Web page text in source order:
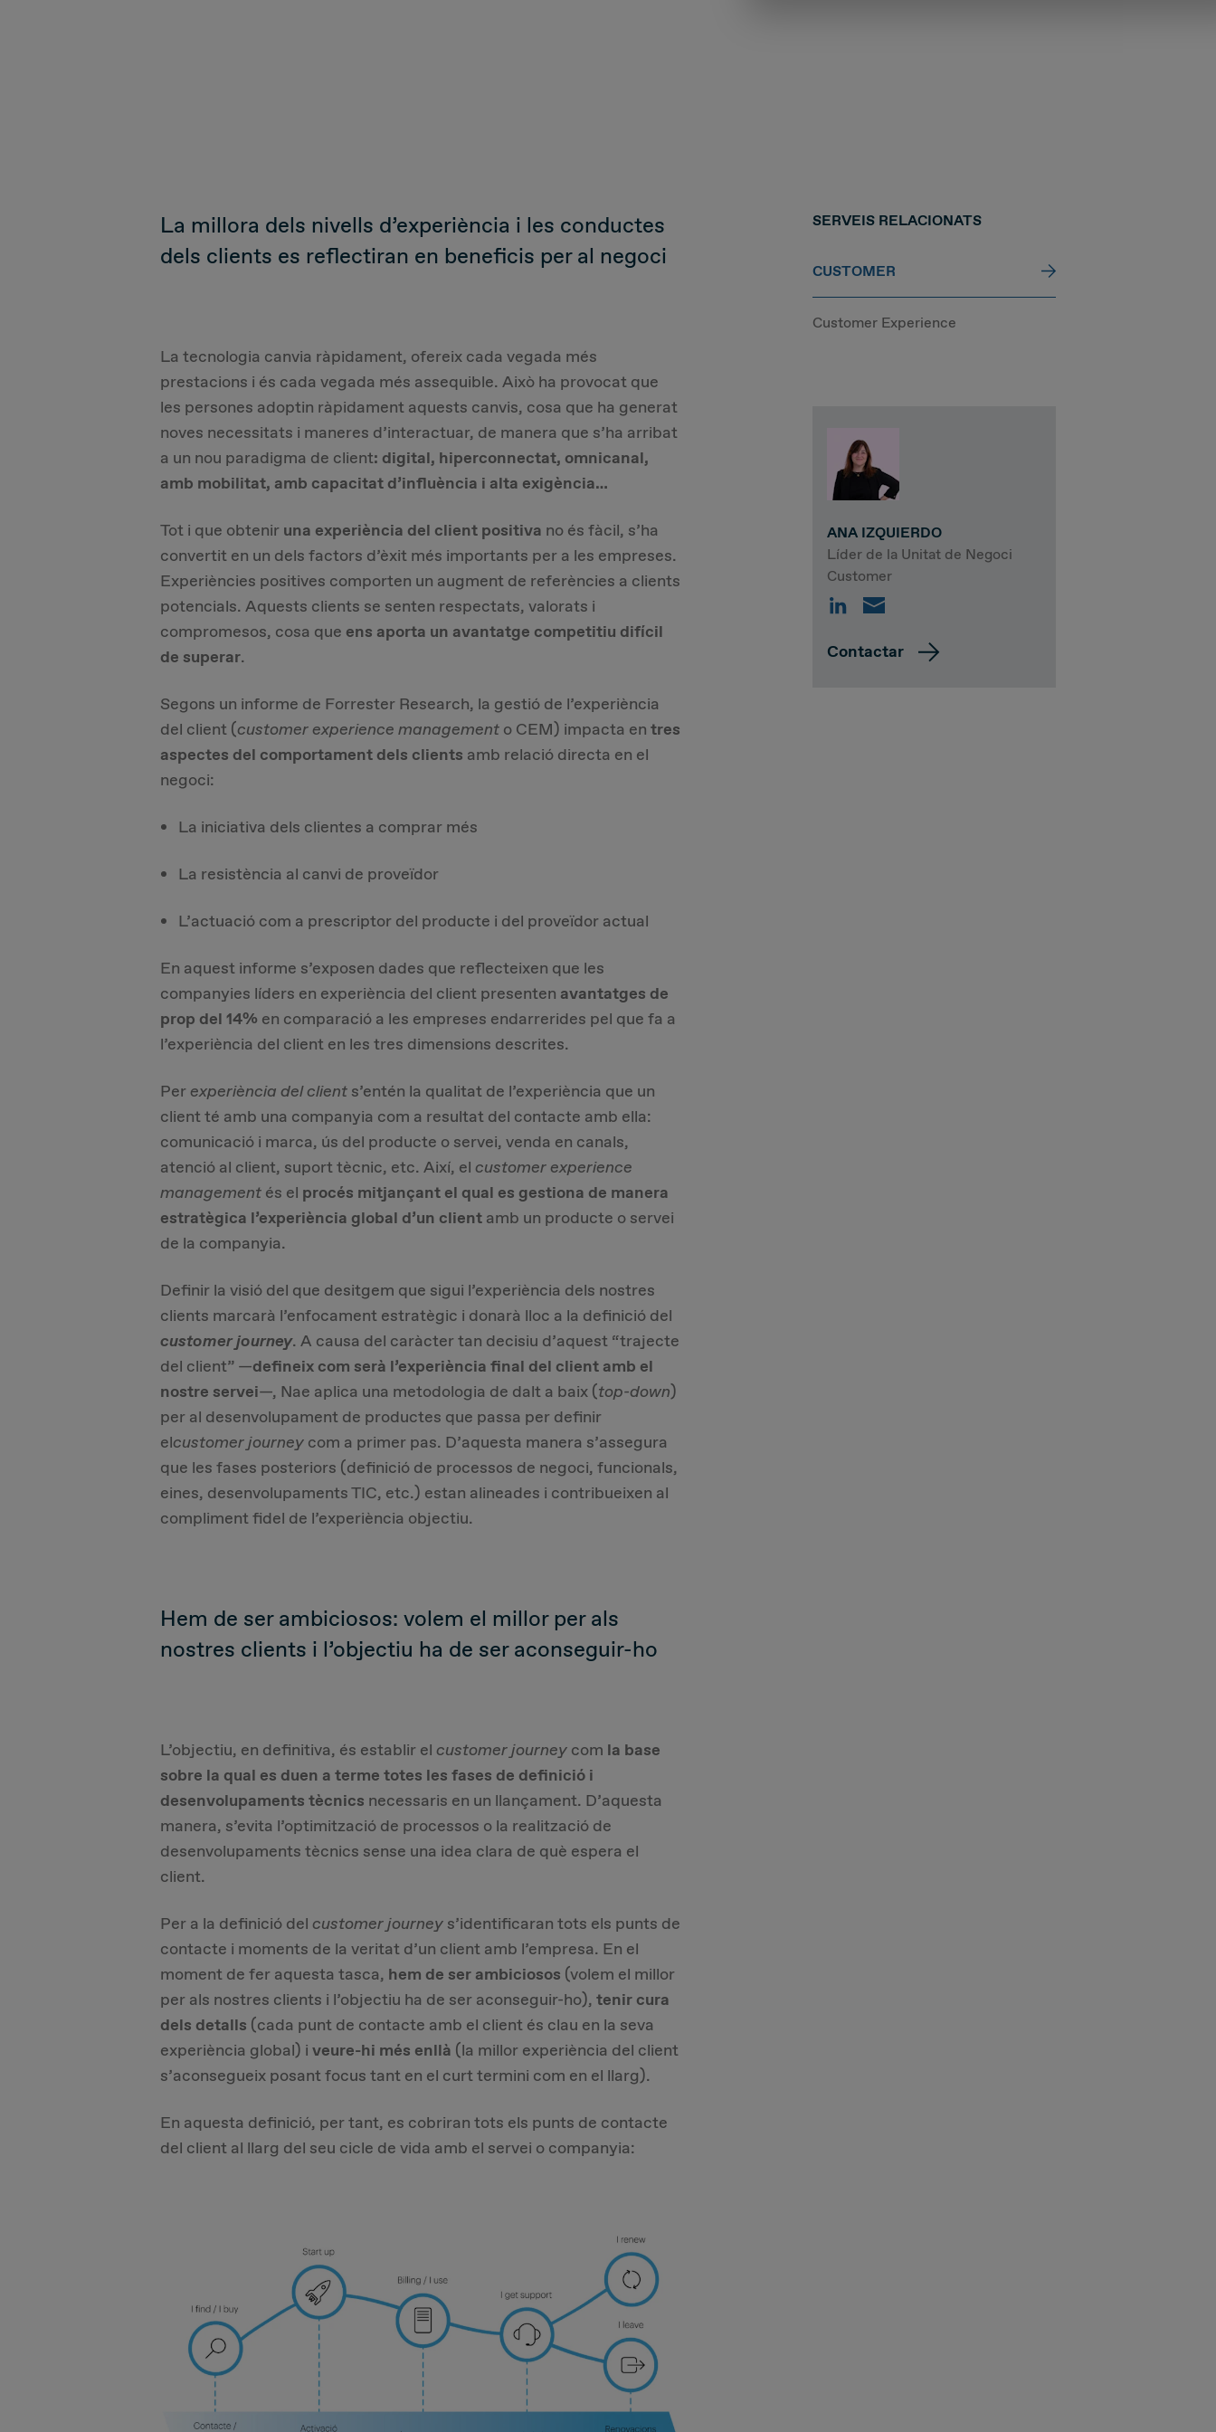
La millora dels nivells d’experiència i les conductes
dels clients es reflectiran en beneficis per al negoci
La tecnologia canvia ràpidament, ofereix cada vegada més
prestacions i és cada vegada més assequible. Això ha provocat que
les persones adoptin ràpidament aquests canvis, cosa que ha generat
noves necessitats i maneres d’interactuar, de manera que s’ha arribat
a un nou paradigma de client: digital, hiperconnectat, omnicanal,
amb mobilitat, amb capacitat d’influència i alta exigència…
Tot i que obtenir una experiència del client positiva no és fàcil, s’ha
convertit en un dels factors d’èxit més importants per a les empreses.
Experiències positives comporten un augment de referències a clients
potencials. Aquests clients se senten respectats, valorats i
compromesos, cosa que ens aporta un avantatge competitiu difícil
de superar.
Segons un informe de Forrester Research, la gestió de l’experiència
del client (customer experience management o CEM) impacta entres
aspectes del comportament dels clients amb relació directa en el
negoci:
La iniciativa dels clientes a comprar més
La resistència al canvi de proveïdor
L’actuació com a prescriptor del producte i del proveïdor actual
En aquest informe s’exposen dades que reflecteixen que les
companyies líders en experiència del client presenten avantatges de
prop del 14% en comparació a les empreses endarrerides pel que fa a
l’experiència del client en les tres dimensions descrites.
Per experiència del client s’entén la qualitat de l’experiència que un
client té amb una companyia com a resultat del contacte amb ella:
comunicació i marca, ús del producte o servei, venda en canals,
atenció al client, suport tècnic, etc. Així, el customer experience
management és el procés mitjançant el qual es gestiona de manera
estratègica l’experiència global d’un client amb un producte o servei
de la companyia.
Definir la visió del que desitgem que sigui l’experiència dels nostres
clients marcarà l’enfocament estratègic i donarà lloc a la definició del
customer journey. A causa del caràcter tan decisiu d’aquest “trajecte
del client” —defineix com serà l’experiència final del client amb el
nostre servei—, Nae aplica una metodologia de dalt a baix (top-down)
per al desenvolupament de productes que passa per definir
elcustomer journey com a primer pas. D’aquesta manera s’assegura
que les fases posteriors (definició de processos de negoci, funcionals,
eines, desenvolupaments TIC, etc.) estan alineades i contribueixen al
compliment fidel de l’experiència objectiu.
Hem de ser ambiciosos: volem el millor per als
nostres clients i l’objectiu ha de ser aconseguir-ho
L’objectiu, en definitiva, és establir el customer journey com la base
sobre la qual es duen a terme totes les fases de definició i
desenvolupaments tècnics necessaris en un llançament. D’aquesta
manera, s’evita l’optimització de processos o la realització de
desenvolupaments tècnics sense una idea clara de què espera el
client.
Per a la definició del customer journey s’identificaran tots els punts de
contacte i moments de la veritat d’un client amb l’empresa. En el
moment de fer aquesta tasca, hem de ser ambiciosos (volem el millor
per als nostres clients i l’objectiu ha de ser aconseguir-ho),tenir cura
dels detalls (cada punt de contacte amb el client és clau en la seva
experiència global) iveure-hi més enllà (la millor experiència del client
s’aconsegueix posant focus tant en el curt termini com en el llarg).
En aquesta definició, per tant, es cobriran tots els punts de contacte
del client al llarg del seu cicle de vida amb el servei o companyia:
SERVEIS RELACIONATS
CUSTOMER
Customer Experience
ANA IZQUIERDO
Líder de la Unitat de Negoci
Customer
Contactar